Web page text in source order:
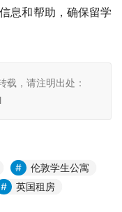
息和帮助，确保留学
载，请注明出处：
伦敦学生公寓
英国租房